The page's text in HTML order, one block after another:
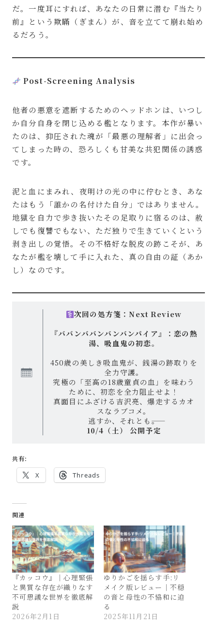
だ。一度耳にすれば、あなたの日常に潜む『当たり
前』という欺瞞（ぎまん）が、音を立てて崩れ始め
るだろう。
Post-Screening Analysis
他者の悪意を遮断するためのヘッドホンは、いつし
か自分自身を閉じ込める檻となります。本作が暴い
たのは、抑圧された魂が「最悪の理解者」に出会っ
てしまった時の、恐ろしくも甘美な共犯関係の誘惑
です。
泥と血にまみれ、夜明けの光の中に佇むとき、あな
たはもう「誰かの名付けた自分」ではありません。
地獄を自力で歩き抜いたその足取りに宿るのは、赦
しでも復讐でもない、ただ独りで生きていくという
剥き出しの覚悟。その不格好な脱皮の跡こそが、あ
なたが檻を壊して手に入れた、真の自由の証（あか
し）なのです。
次回の処方箋：Next Review
『ババンババンバンバンパイア』：恋の熱
湯、吸血鬼の初恋。
450歳の美しき吸血鬼が、銭湯の跡取りを
全力守護。
究極の「至高の18歳童貞の血」を味わう
ために、初恋を全力阻止せよ！
真面目にふざける吉沢亮、爆走するカオ
スなラブコメ。
逃すか、それとも――。
10/4（土） 公開予定
共有:
X Threads
関連
『カッコウ』｜心理緊張
と異質な存在が織りなす
不可思議な世界を徹底解
説
2026年2月1日
ゆりかごを揺らす手:リ
メイク版レビュー｜不穏
の音と母性の不協和に迫
る
2025年11月21日